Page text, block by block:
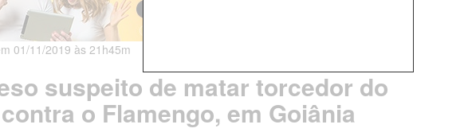
01/11/2019 às 21h45m
suspeito de matar torcedor do
o Flamengo, em Goiânia